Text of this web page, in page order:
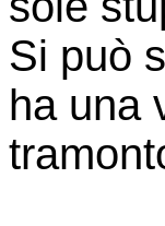
Si può
ha una